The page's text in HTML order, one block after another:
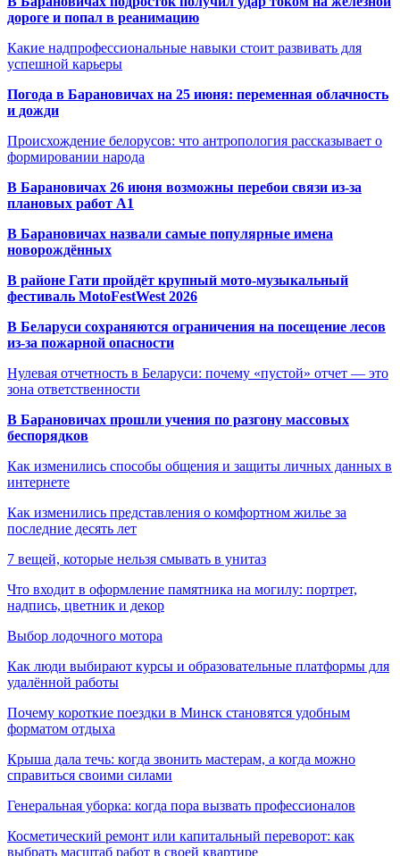
дороге и попал в реанимацию
Какие надпрофессиональные навыки стоит развивать для
успешной карьеры
Погода в Барановичах на 25 июня: переменная облачность
и дожди
Происхождение белорусов: что антропология рассказывает о
формировании народа
В Барановичах 26 июня возможны перебои связи из-за
плановых работ A1
В Барановичах назвали самые популярные имена
новорождённых
В районе Гати пройдёт крупный мото-музыкальный
фестиваль MotoFestWest 2026
В Беларуси сохраняются ограничения на посещение лесов
из-за пожарной опасности
Нулевая отчетность в Беларуси: почему «пустой» отчет — это
зона ответственности
В Барановичах прошли учения по разгону массовых
беспорядков
Как изменились способы общения и защиты личных данных в
интернете
Как изменились представления о комфортном жилье за
последние десять лет
7 вещей, которые нельзя смывать в унитаз
Что входит в оформление памятника на могилу: портрет,
надпись, цветник и декор
Выбор лодочного мотора
Как люди выбирают курсы и образовательные платформы для
удалённой работы
Почему короткие поездки в Минск становятся удобным
форматом отдыха
Крыша дала течь: когда звонить мастерам, а когда можно
справиться своими силами
Генеральная уборка: когда пора вызвать профессионалов
Косметический ремонт или капитальный переворот: как
выбрать масштаб работ в своей квартире